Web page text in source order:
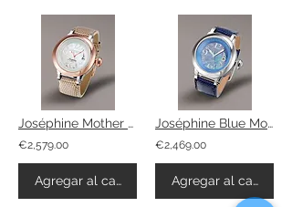
Joséphine Mother Of Pearl
€2,579.00
Agregar al carrito
Joséphine Blue Mother Of Pearl
€2,469.00
Agregar al carrito